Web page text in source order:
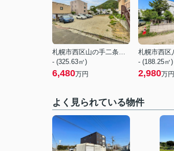
札幌市西区山の手二条１１丁目
- (325.63㎡)
6,480万円
- (188.25㎡)
2,980万円
よく見られている物件